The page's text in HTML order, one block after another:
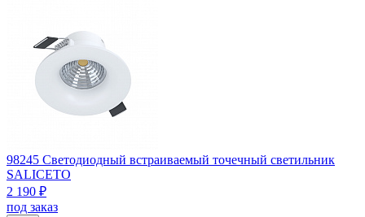
98245 Светодиодный встраиваемый точечный светильник
SALICETO
2 190 ₽
под заказ